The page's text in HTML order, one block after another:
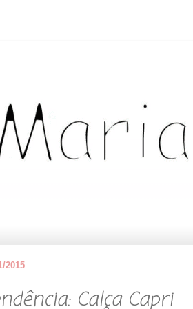
2015
Calça Capri